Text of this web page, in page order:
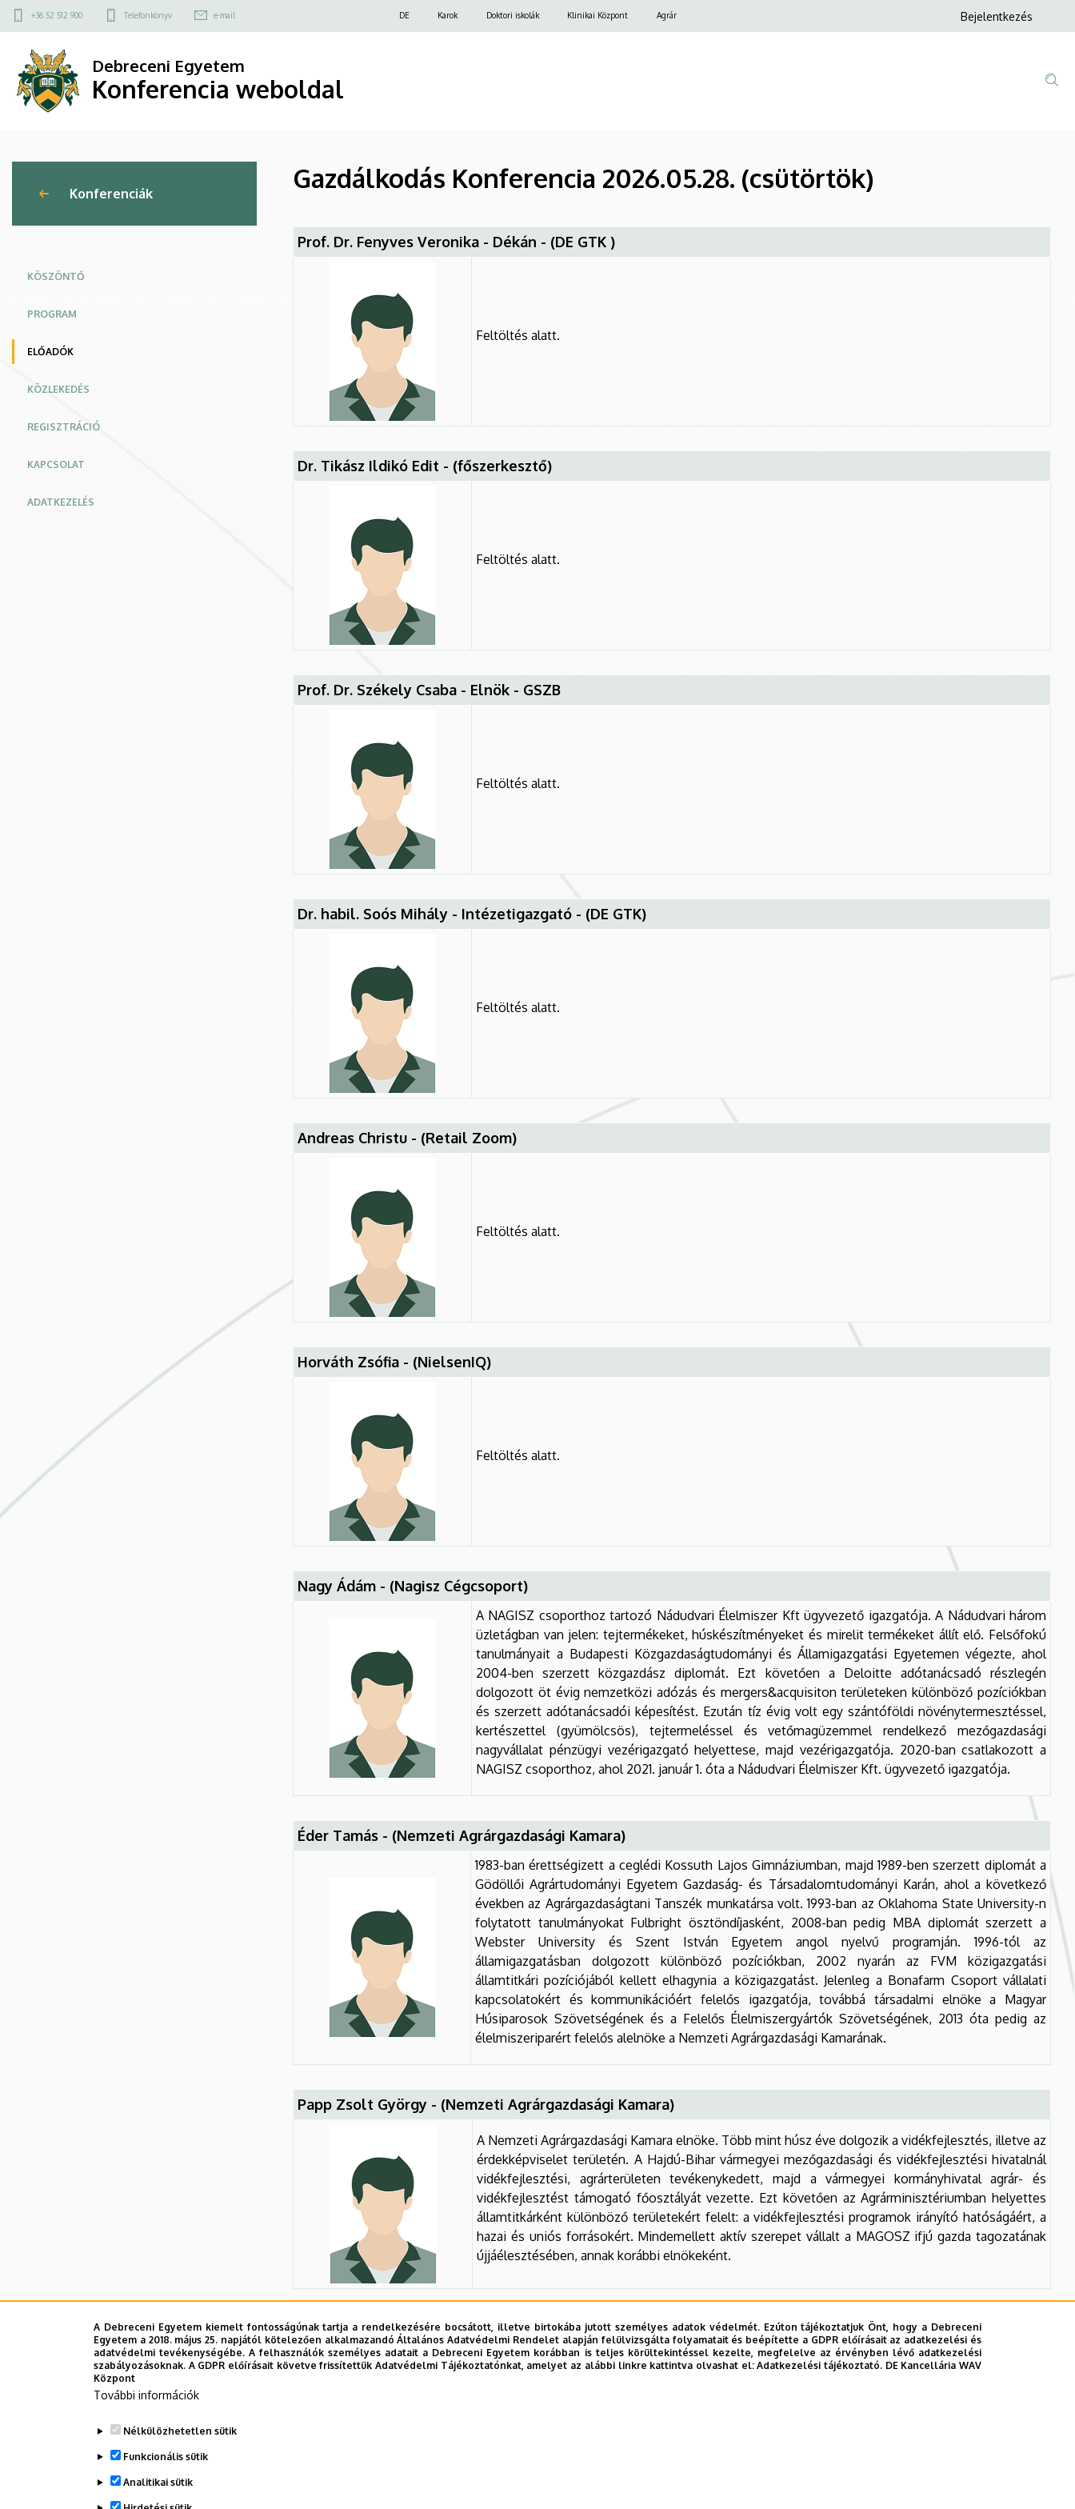
Gazdálkodás
Konferencia
2026.05.28.
(csütörtök)
Konferencia
Ugrás
a
tartalomra
Felső
menü
+36 52 512 900 Telefonkönyv e-mail
Felső
DE Karok Doktori iskolák Klinikai Központ Agrár
Anonim
Bejelentkezés
Debreceni Egyetem
Konferencia weboldal
Konferenciák
KÖSZÖNTŐ
PROGRAM
ELŐADÓK
KÖZLEKEDÉS
REGISZTRÁCIÓ
KAPCSOLAT
ADATKEZELÉS
Gazdálkodás Konferencia 2026.05.28. (csütörtök)
Prof. Dr. Fenyves Veronika - Dékán - (DE GTK )
Feltöltés alatt.
Dr. Tikász Ildikó Edit - (főszerkesztő)
Feltöltés alatt.
Prof. Dr. Székely Csaba - Elnök - GSZB
Feltöltés alatt.
Dr. habil. Soós Mihály - Intézetigazgató - (DE GTK)
Feltöltés alatt.
Andreas Christu - (Retail Zoom)
Feltöltés alatt.
Horváth Zsófia - (NielsenIQ)
Feltöltés alatt.
Nagy Ádám - (Nagisz Cégcsoport)
A NAGISZ csoporthoz tartozó Nádudvari Élelmiszer Kft ügyvezető igazgatója. A Nádudvari három
üzletágban van jelen: tejtermékeket, húskészítményeket és mirelit termékeket állít elő. Felsőfokú
tanulmányait a Budapesti Közgazdaságtudományi és Államigazgatási Egyetemen végezte, ahol
2004-ben szerzett közgazdász diplomát. Ezt követően a Deloitte adótanácsadó részlegén
dolgozott öt évig nemzetközi adózás és mergers&acquisiton területeken különböző pozíciókban
és szerzett adótanácsadói képesítést. Ezután tíz évig volt egy szántóföldi növénytermesztéssel,
kertészettel (gyümölcsös), tejtermeléssel és vetőmagüzemmel rendelkező mezőgazdasági
nagyvállalat pénzügyi vezérigazgató helyettese, majd vezérigazgatója. 2020-ban csatlakozott a
NAGISZ csoporthoz, ahol 2021. január 1. óta a Nádudvari Élelmiszer Kft. ügyvezető igazgatója.
Éder Tamás - (Nemzeti Agrárgazdasági Kamara)
1983-ban érettségizett a ceglédi Kossuth Lajos Gimnáziumban, majd 1989-ben szerzett diplomát a
Gödöllői Agrártudományi Egyetem Gazdaság- és Társadalomtudományi Karán, ahol a következő
években az Agrárgazdaságtani Tanszék munkatársa volt. 1993-ban az Oklahoma State University-n
folytatott tanulmányokat Fulbright ösztöndíjasként, 2008-ban pedig MBA diplomát szerzett a
Webster University és Szent István Egyetem angol nyelvű programján. 1996-tól az
államigazgatásban dolgozott különböző pozíciókban, 2002 nyarán az FVM közigazgatási
államtitkári pozíciójából kellett elhagynia a közigazgatást. Jelenleg a Bonafarm Csoport vállalati
kapcsolatokért és kommunikációért felelős igazgatója, továbbá társadalmi elnöke a Magyar
Húsiparosok Szövetségének és a Felelős Élelmiszergyártók Szövetségének, 2013 óta pedig az
élelmiszeriparért felelős alelnöke a Nemzeti Agrárgazdasági Kamarának.
Papp Zsolt György - (Nemzeti Agrárgazdasági Kamara)
A Nemzeti Agrárgazdasági Kamara elnöke. Több mint húsz éve dolgozik a vidékfejlesztés, illetve az
érdekképviselet területén. A Hajdú-Bihar vármegyei mezőgazdasági és vidékfejlesztési hivatalnál
vidékfejlesztési, agrárterületen tevékenykedett, majd a vármegyei kormányhivatal agrár- és
vidékfejlesztést támogató főosztályát vezette. Ezt követően az Agrárminisztériumban helyettes
államtitkárként különböző területekért felelt: a vidékfejlesztési programok irányító hatóságáért, a
hazai és uniós forrásokért. Mindemellett aktív szerepet vállalt a MAGOSZ ifjú gazda tagozatának
újjáélesztésében, annak korábbi elnökeként.
Prof. Dr. Tóth Tamás - (Széchenyi István Egyetem)
A Debreceni Egyetem kiemelt fontosságúnak tartja a rendelkezésére bocsátott, illetve birtokába jutott személyes adatok védelmét. Ezúton tájékoztatjuk Önt, hogy a Debreceni
Egyetem a 2018. május 25. napjától kötelezően alkalmazandó Általános Adatvédelmi Rendelet alapján felülvizsgálta folyamatait és beépítette a GDPR előírásait az adatkezelési és
adatvédelmi tevékenységébe. A felhasználók személyes adatait a Debreceni Egyetem korábban is teljes körültekintéssel kezelte, megfelelve az érvényben lévő adatkezelési
szabályozásoknak. A GDPR előírásait követve frissítettük Adatvédelmi Tájékoztatónkat, amelyet az alábbi linkre kattintva olvashat el:Adatkezelési tájékoztató. DE Kancellária WAV
Központ
További információk
Nélkülözhetetlen sütik
Funkcionális sütik
Analitikai sütik